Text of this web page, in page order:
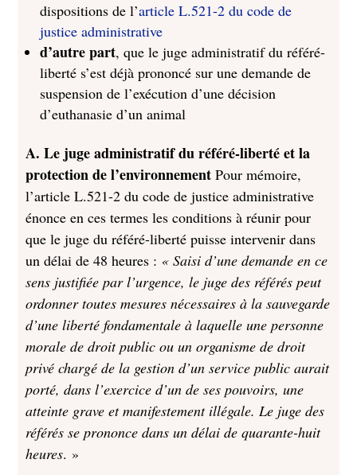
dispositions de l’article L.521-2 du code de
justice administrative
d’autre part, que le juge administratif du référé-
liberté s’est déjà prononcé sur une demande de
suspension de l’exécution d’une décision
d’euthanasie d’un animal
A. Le juge administratif du référé-liberté et la
protection de l’environnement Pour mémoire,
l’article L.521-2 du code de justice administrative
énonce en ces termes les conditions à réunir pour
que le juge du référé-liberté puisse intervenir dans
un délai de 48 heures : « Saisi d’une demande en ce
sens justifiée par l’urgence, le juge des référés peut
ordonner toutes mesures nécessaires à la sauvegarde
d’une liberté fondamentale à laquelle une personne
morale de droit public ou un organisme de droit
privé chargé de la gestion d’un service public aurait
porté, dans l’exercice d’un de ses pouvoirs, une
atteinte grave et manifestement illégale. Le juge des
référés se prononce dans un délai de quarante-huit
heures. »